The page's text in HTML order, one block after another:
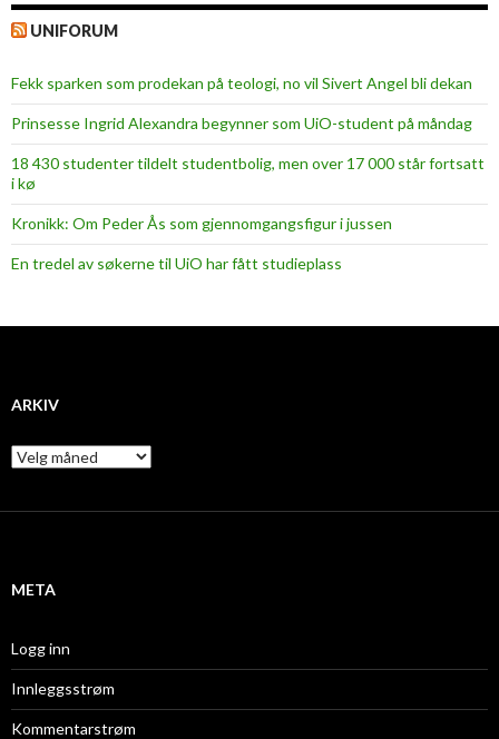
UNIFORUM
Fekk sparken som prodekan på teologi, no vil Sivert Angel bli dekan
Prinsesse Ingrid Alexandra begynner som UiO-student på måndag
18 430 studenter tildelt studentbolig, men over 17 000 står fortsatt
i kø
Kronikk: Om Peder Ås som gjennomgangsfigur i jussen
En tredel av søkerne til UiO har fått studieplass
ARKIV
A
r
i
META
Logg inn
Innleggsstrøm
Kommentarstrøm